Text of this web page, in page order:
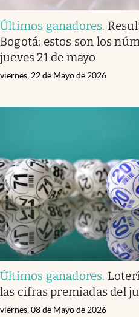
Últimos ganadores.
Bogotá: estos son los
jueves 21 de mayo
viernes, 22 de Mayo de 2026
Últimos ganadores.
las cifras premiadas del
viernes, 08 de Mayo de 2026